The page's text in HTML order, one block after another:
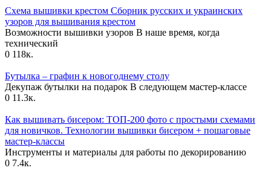
Схема вышивки крестом Сборник русских и украинских
узоров для вышивания крестом
Возможности вышивки узоров В наше время, когда
технический
0 118к.
Бутылка – графин к новогоднему столу
Декупаж бутылки на подарок В следующем мастер-классе
0 11.3к.
Как вышивать бисером: ТОП-200 фото с простыми схемами
для новичков. Технологии вышивки бисером + пошаговые
мастер-классы
Инструменты и материалы для работы по декорированию
0 7.4к.